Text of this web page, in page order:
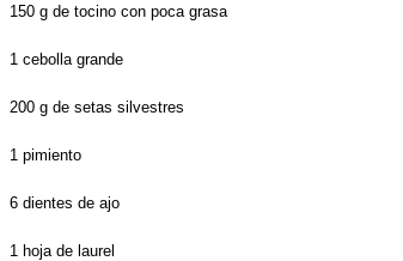
150 g de tocino con poca grasa
1 cebolla grande
200 g de setas silvestres
1 pimiento
6 dientes de ajo
1 hoja de laurel